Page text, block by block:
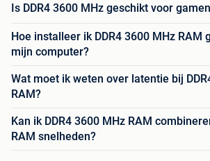
Is DDR4 3600 MHz geschikt voor
Hoe installeer ik DDR4 3600 MHz RAM
mijn computer?
Wat moet ik weten over latentie bij
RAM?
Kan ik DDR4 3600 MHz RAM
RAM snelheden?